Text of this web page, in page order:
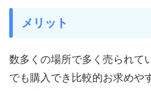
メリット
数多くの場所で多く売られて
でも購入でき比較的お求めや